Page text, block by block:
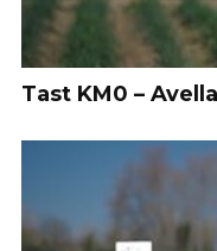
Tast KM0 –